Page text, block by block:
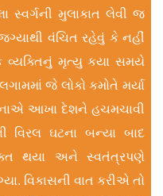
મુલાકાત લેવી જ
વંચિત રહેવું કે નહીં
વ્યક્તિનું મૃત્યુ કયા સમયે
જે લોકો કમોતે મર્યા
આખા દેશને હચમચાવી
વિરલ ઘટના બન્યા બાદ
થયા અને સ્વતંત્રપણે
વિકાસની વાત કરીએ તો